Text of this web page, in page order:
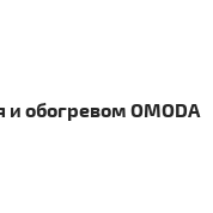
обогревом OMODA